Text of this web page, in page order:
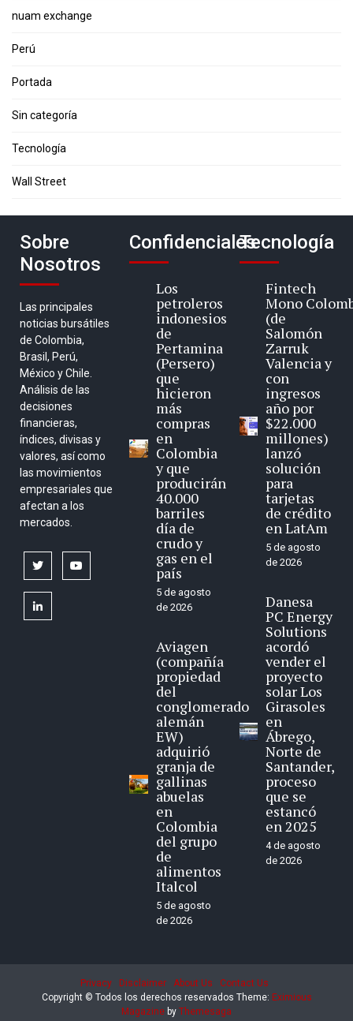
nuam exchange
Perú
Portada
Sin categoría
Tecnología
Wall Street
Sobre
Nosotros
Las principales
noticias bursátiles
de Colombia,
Brasil, Perú,
México y Chile.
Análisis de las
decisiones
financieras,
índices, divisas y
valores, así como
las movimientos
empresariales que
afectan a los
mercados.
twitter
linkedin
Confidenciales
Los
petroleros
indonesios
de
Pertamina
(Persero)
que
hicieron
más
compras
en
Colombia
y que
producirán
40.000
barriles
día de
crudo y
gas en el
país
5 de agosto
de 2026
Aviagen
(compañía
propiedad
del
conglomerado
alemán
EW)
adquirió
granja de
gallinas
abuelas
en
Colombia
del grupo
de
alimentos
Italcol
5 de agosto
de 2026
Tecnología
Fintech
Mono
(de
Salomón
Zarruk
Valencia y
con
ingresos
año por
$22.000
millones)
lanzó
solución
para
tarjetas
de crédito
en LatAm
5 de agosto
de 2026
Danesa
PC Energy
Solutions
acordó
vender el
proyecto
solar Los
Girasoles
en
Ábrego,
Norte de
Santander,
proceso
que se
estancó
en 2025
4 de agosto
de 2026
Privacy Disclaimer About Us
Contact Us
Copyright © Todos los derechos reservados Theme: Eximious
Magazine by Themesaga